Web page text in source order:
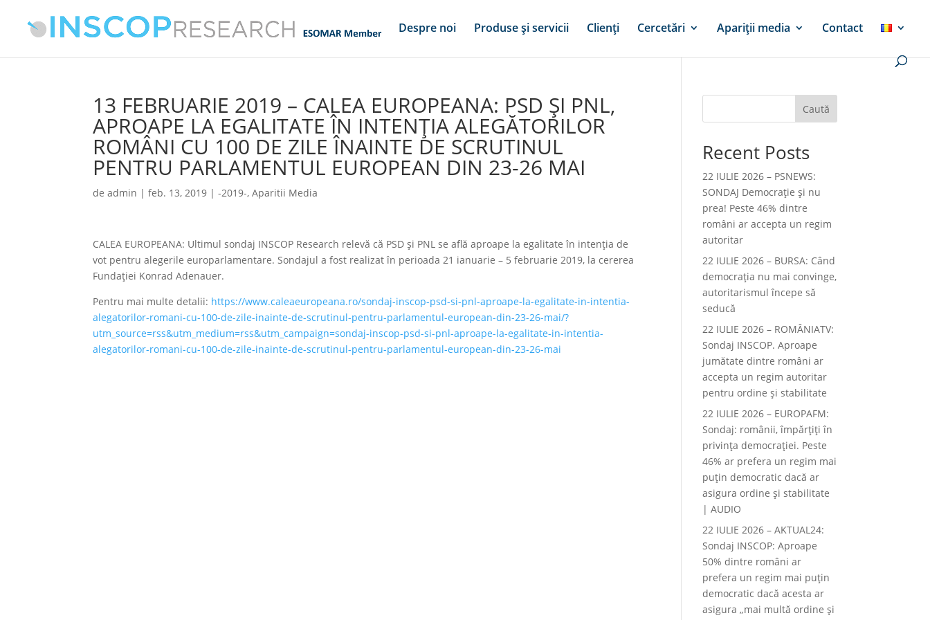
Despre noi Produse și servicii Clienți Cercetări Apariții media Contact
13 FEBRUARIE 2019 – CALEA EUROPEANA: PSD ȘI PNL,
APROAPE LA EGALITATE ÎN INTENȚIA ALEGĂTORILOR
ROMÂNI CU 100 DE ZILE ÎNAINTE DE SCRUTINUL
PENTRU PARLAMENTUL EUROPEAN DIN 23-26 MAI
deadmin |feb. 13, 2019 |-2019-,Aparitii Media
CALEA EUROPEANA: Ultimul sondaj INSCOP Research relevă că PSD și PNL se află aproape la egalitate în intenția de
vot pentru alegerile europarlamentare. Sondajul a fost realizat în perioada 21 ianuarie – 5 februarie 2019, la cererea
Fundației Konrad Adenauer.
Pentru mai multe detalii: https://www.caleaeuropeana.ro/sondaj-inscop-psd-si-pnl-aproape-la-egalitate-in-intentia-
alegatorilor-romani-cu-100-de-zile-inainte-de-scrutinul-pentru-parlamentul-european-din-23-26-mai/?
utm_source=rss&utm_medium=rss&utm_campaign=sondaj-inscop-psd-si-pnl-aproape-la-egalitate-in-intentia-
alegatorilor-romani-cu-100-de-zile-inainte-de-scrutinul-pentru-parlamentul-european-din-23-26-mai
Caută
Recent Posts
22 IULIE 2026 – PSNEWS:
SONDAJ Democrație și nu
prea! Peste 46% dintre
români ar accepta un regim
autoritar
22 IULIE 2026 – BURSA: Când
democraţia nu mai convinge,
autoritarismul începe să
seducă
22 IULIE 2026 – ROMÂNIATV:
Sondaj INSCOP. Aproape
jumătate dintre români ar
accepta un regim autoritar
pentru ordine și stabilitate
22 IULIE 2026 – EUROPAFM:
Sondaj: românii, împărțiți în
privința democrației. Peste
46% ar prefera un regim mai
puțin democratic dacă ar
asigura ordine și stabilitate
| AUDIO
22 IULIE 2026 – AKTUAL24:
Sondaj INSCOP: Aproape
50% dintre români ar
prefera un regim mai puțin
democratic dacă acesta ar
asigura „mai multă ordine și